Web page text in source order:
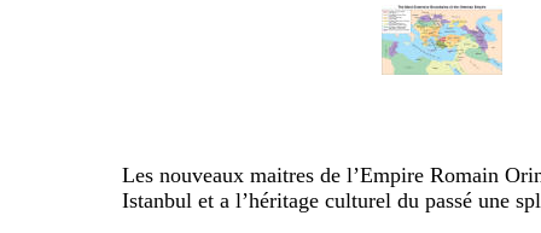
Les nouveaux maitres de l’Empire Romain
Istanbul et a l’héritage culturel du passé une